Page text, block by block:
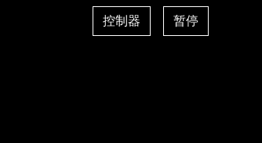
控制器 暂停